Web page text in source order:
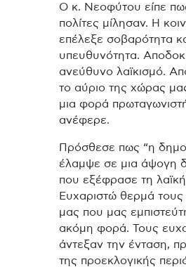
Ο κ. Νεοφύτου είπε
πολίτες μίλησαν. Η
επέλεξε σοβαρότητα
υπευθυνότητα.
ανεύθυνο λαϊκισμό.
το αύριο της χώρας
μια φορά
ανέφερε.
Πρόσθεσε πως “η
έλαμψε σε μια άψογη
που εξέφρασε τη
Ευχαριστώ θερμά τους
μας που μας
ακόμη φορά. Τους
άντεξαν την ένταση,
της προεκλογικής